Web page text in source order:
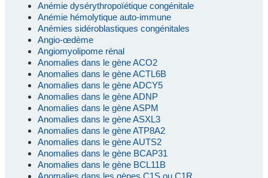
Anémie dysérythropoïétique congénitale
Anémie hémolytique auto-immune
Anémies sidéroblastiques congénitales
Angio-œdème
Angiomyolipome rénal
Anomalies dans le gène ACO2
Anomalies dans le gène ACTL6B
Anomalies dans le gène ADCY5
Anomalies dans le gène ADNP
Anomalies dans le gène ASPM
Anomalies dans le gène ASXL3
Anomalies dans le gène ATP8A2
Anomalies dans le gène AUTS2
Anomalies dans le gène BCAP31
Anomalies dans le gène BCL11B
Anomalies dans les gènes C1S ou C1R